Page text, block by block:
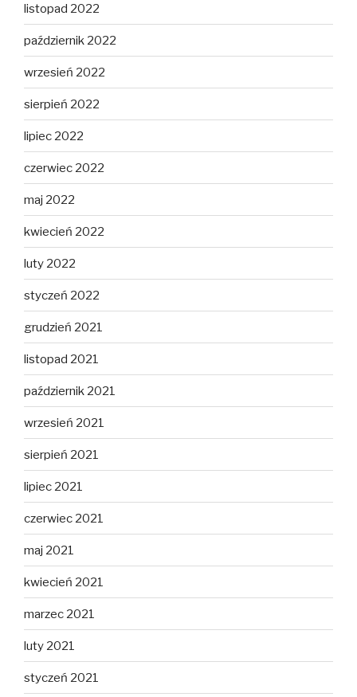
listopad 2022
październik 2022
wrzesień 2022
sierpień 2022
lipiec 2022
czerwiec 2022
maj 2022
kwiecień 2022
luty 2022
styczeń 2022
grudzień 2021
listopad 2021
październik 2021
wrzesień 2021
sierpień 2021
lipiec 2021
czerwiec 2021
maj 2021
kwiecień 2021
marzec 2021
luty 2021
styczeń 2021